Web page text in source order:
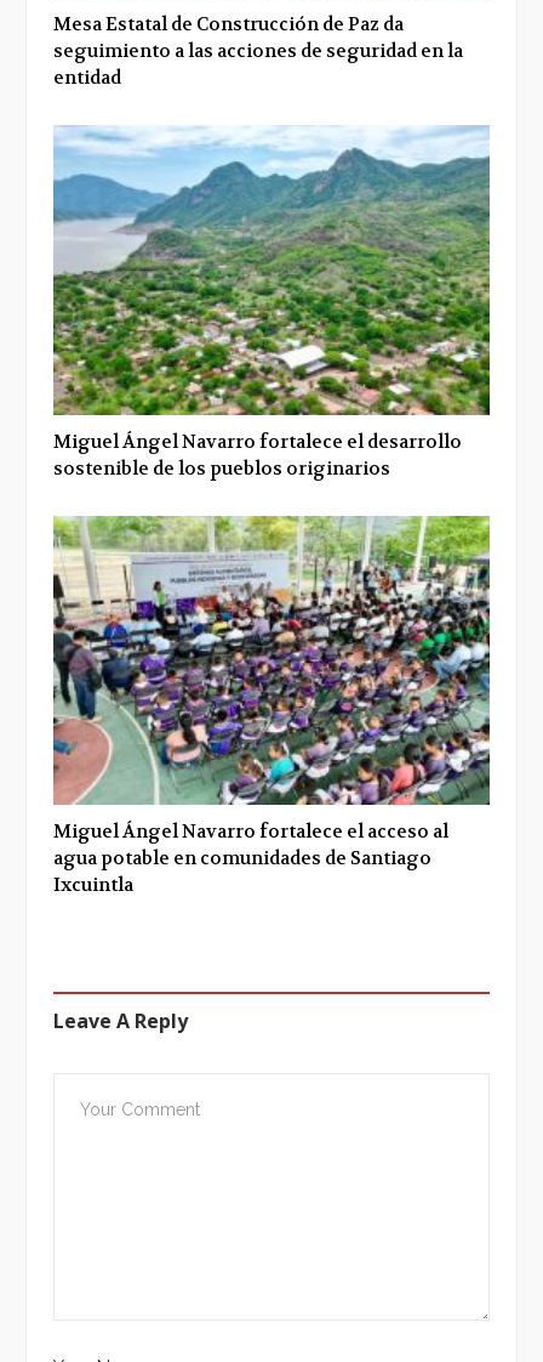
Mesa Estatal de Construcción de Paz da
seguimiento a las acciones de seguridad en la
entidad
Miguel Ángel Navarro fortalece el desarrollo
sostenible de los pueblos originarios
Miguel Ángel Navarro fortalece el acceso al
agua potable en comunidades de Santiago
Ixcuintla
Leave A Reply